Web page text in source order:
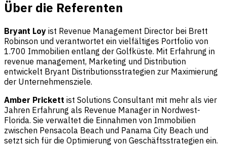
Über die Referenten
Bryant Loy ist Revenue Management Director bei Brett
Robinson und verantwortet ein vielfältiges Portfolio von
1.700 Immobilien entlang der Golfküste. Mit Erfahrung in
revenue management, Marketing und Distribution
entwickelt Bryant Distributionsstrategien zur Maximierung
der Unternehmensziele.
Amber Prickett ist Solutions Consultant mit mehr als vier
Jahren Erfahrung als Revenue Manager in Nordwest-
Florida. Sie verwaltet die Einnahmen von Immobilien
zwischen Pensacola Beach und Panama City Beach und
setzt sich für die Optimierung von Geschäftsstrategien ein.